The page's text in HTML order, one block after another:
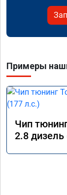
Примеры
Чип
2.8 дизель